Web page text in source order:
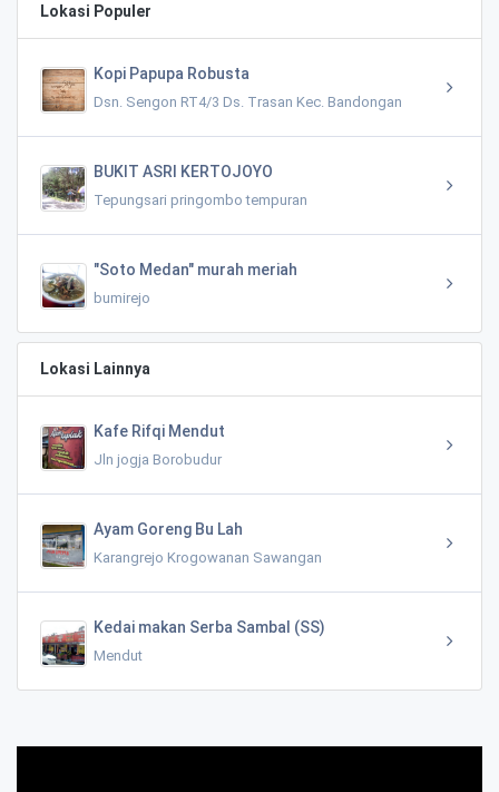
Lokasi Populer
Kopi Papupa Robusta
Dsn. Sengon RT4/3 Ds. Trasan Kec. Bandongan
BUKIT ASRI KERTOJOYO
Tepungsari pringombo tempuran
"Soto Medan" murah meriah
bumirejo
Lokasi Lainnya
Kafe Rifqi Mendut
Jln jogja Borobudur
Ayam Goreng Bu Lah
Karangrejo Krogowanan Sawangan
Kedai makan Serba Sambal (SS)
Mendut